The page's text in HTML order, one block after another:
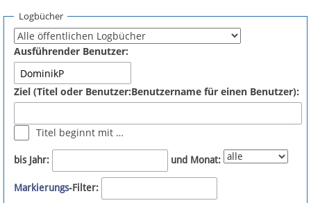
Fördermitglied werden
Fehler melden
Newsletter
Bluesky
Logbücher
Ausführender Benutzer:
Ziel (Titel oder Benutzer:Benutzername für einen Benutzer):
Titel beginnt mit …
bis Jahr: und Monat:
Markierungs-Filter: